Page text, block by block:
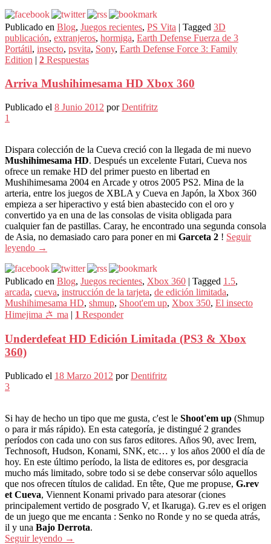
Publicado en Blog, Juegos recientes, PS Vita | Tagged 3D
publicación, extranjeros, hormiga, Earth Defense Fuerza de 3
Portátil, insecto, psvita, Sony, Earth Defense Force 3: Family
Edition | 2 Respuestas
Arriva Mushihimesama HD Xbox 360
Publicado el 8 Junio 2012 porDentifritz
1
Dispara colección de la Cueva creció con la llegada de mi nuevo
Mushihimesama HD. Después un excelente Futari, Cueva nos
ofrece un remake HD del primer puesto en libertad en
Mushihimesama 2004 en Arcade y otros 2005 PS2. Mina de la
arteria, entre los juegos de XBLA y Cueva en Japón, la Xbox 360
empieza a ser hiperactivo y está bien abastecido con el oro y
convertido ya en una de las consolas de visita obligada para
cualquier fan de pastillas. Caray, he encontrado una segunda consola
de Asia, no demasiado caro para poner en mi Garceta 2 ! Seguir
leyendo →
Publicado en Blog, Juegos recientes, Xbox 360 | Tagged 1.5,
arcada, cueva, instrucción de la tarjeta, de edición limitada,
Mushihimesama HD, shmup, Shoot'em up, Xbox 350, El insecto
Himejima さ ma | 1 Responder
Underdefeat HD Edición Limitada (PS3 & Xbox
360)
Publicado el 18 Marzo 2012 porDentifritz
3
Si hay de hecho un tipo que me gusta, c'est le Shoot'em up (Shmup
o para ir más rápido). En esta categoría, je distingué 2 grandes
períodos con cada uno con sus faros editores. Años 90, avec Irem,
Technosoft, Hudson, Konami, SNK, etc… y los años 2000 el día de
hoy. En este último período, la lista de editores es, por desgracia
mucho más limitado, sobre todo si se debe conservar sólo aquellos
que nos ofrecen títulos de calidad. En tête, Que me propuse, G.rev
et Cueva, Viennent Konami privado para atesorar (ciones
principalement vertido de posgrado V, et Ikaruga). G.rev es el origen
de un juego que me encanta : Senko no Ronde y no se queda atrás,
il y una Bajo Derrota.
Seguir leyendo →